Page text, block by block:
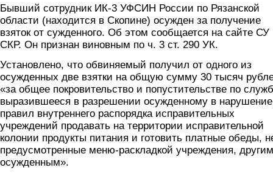
Бывший сотрудник ИК-3 УФСИН России по Рязанской
области (находится в Скопине) осужден за получение
взяток от сужденного. Об этом сообщается на сайте СУ
СКР. Он признан виновным по ч. 3 ст. 290 УК.
Установлено, что обвиняемый получил от одного из
осужденных две взятки на общую сумму 30 тысяч
«за общее покровительство и попустительстве по
выразившееся в разрешении осужденному в нарушение
правил внутреннего распорядка исправительных
учреждений продавать на территории исправительной
колонии продукты питания и готовить платные обеды,
предусмотренные меню-раскладкой учреждения, другим
осужденным».